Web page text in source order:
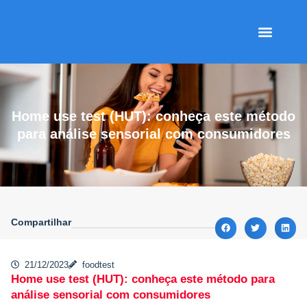
Home use test (HUT): conheça este método
para análise sensorial com consumidores
Compartilhar
21/12/2023 foodtest
Home use test (HUT): conheça este método para
análise sensorial com consumidores